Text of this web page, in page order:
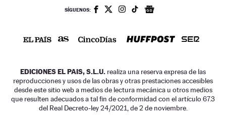
SÍGUENOS:
EDICIONES EL PAIS, S.L.U. realiza una reserva expresa de las
reproducciones y usos de las obras y otras prestaciones accesibles
desde este sitio web a medios de lectura mecánica u otros medios
que resulten adecuados a tal fin de conformidad con el artículo 67.3
del Real Decreto-ley 24/2021, de 2 de noviembre.